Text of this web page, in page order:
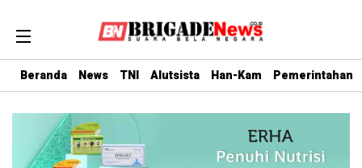
Beranda News TNI Alutsista Han-Kam Pemerintahan